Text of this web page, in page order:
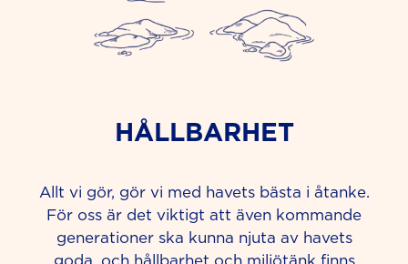
HÅLLBARHET
Allt vi gör, gör vi med havets bästa i åtanke.
För oss är det viktigt att även kommande
generationer ska kunna njuta av havets
goda, och hållbarhet och miljötänk finns